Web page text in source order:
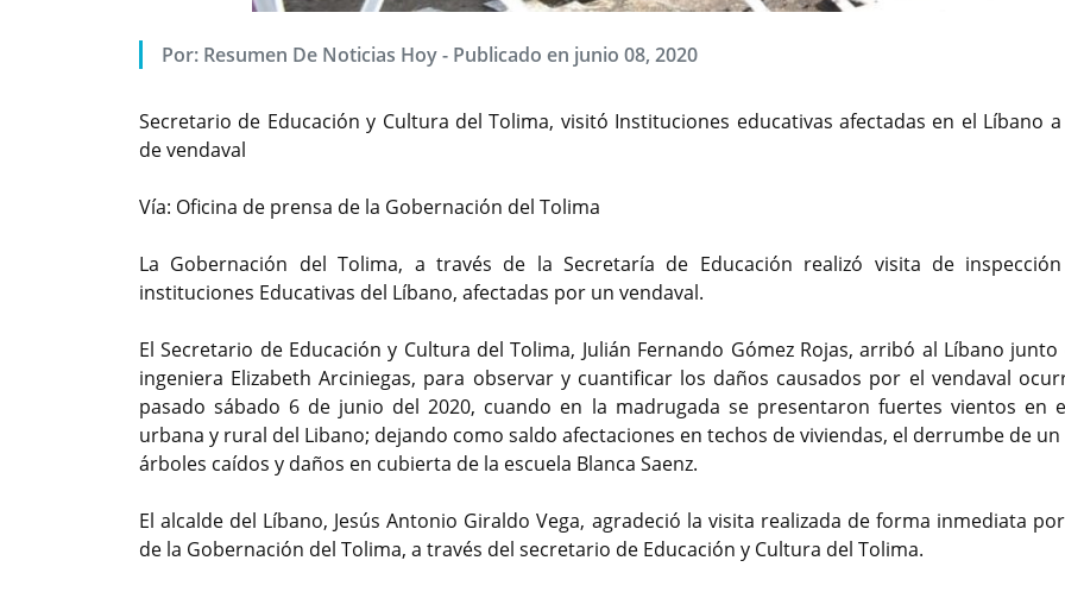
Por: Resumen De Noticias Hoy - Publicado en junio 08, 2020
Secretario de Educación y Cultura del Tolima, visitó Instituciones educativas afectadas en el Líbano a
de vendaval
Vía: Oficina de prensa de la Gobernación del Tolima
La Gobernación del Tolima, a través de la Secretaría de Educación realizó visita de
instituciones Educativas del Líbano, afectadas por un vendaval.
El Secretario de Educación y Cultura del Tolima, Julián Fernando Gómez Rojas, arribó al Líbano junto
ingeniera Elizabeth Arciniegas, para observar y cuantificar los daños causados por el vendaval
pasado sábado 6 de junio del 2020, cuando en la madrugada se presentaron fuertes vientos en
urbana y rural del Libano; dejando como saldo afectaciones en techos de viviendas, el derrumbe de
árboles caídos y daños en cubierta de la escuela Blanca Saenz.
El alcalde del Líbano, Jesús Antonio Giraldo Vega, agradeció la visita realizada de forma inmediata
de la Gobernación del Tolima, a través del secretario de Educación y Cultura del Tolima.